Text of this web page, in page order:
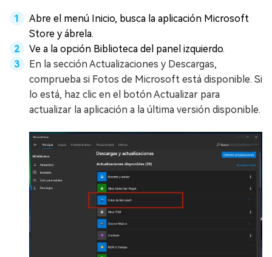
Abre el menú Inicio, busca la aplicación Microsoft
Store y ábrela.
Ve a la opción Biblioteca del panel izquierdo.
En la sección Actualizaciones y Descargas,
comprueba si Fotos de Microsoft está disponible. Si
lo está, haz clic en el botón Actualizar para
actualizar la aplicación a la última versión disponible.